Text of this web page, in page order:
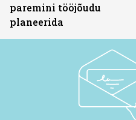
paremini tööjõudu
planeerida